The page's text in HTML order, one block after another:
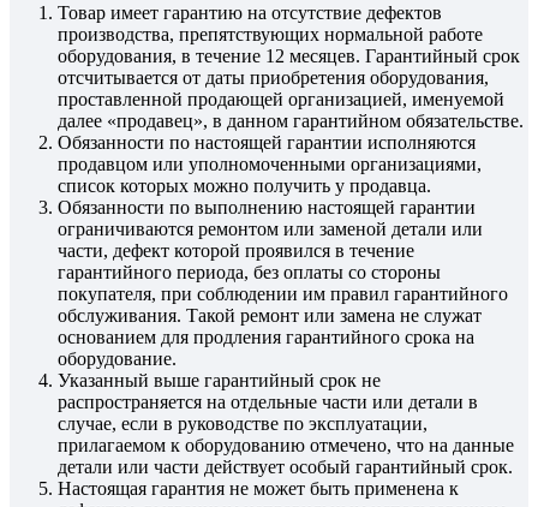
Товар имеет гарантию на отсутствие дефектов
производства, препятствующих нормальной работе
оборудования, в течение 12 месяцев. Гарантийный срок
отсчитывается от даты приобретения оборудования,
проставленной продающей организацией, именуемой
далее «продавец», в данном гарантийном обязательстве.
Обязанности по настоящей гарантии исполняются
продавцом или уполномоченными организациями,
список которых можно получить у продавца.
Обязанности по выполнению настоящей гарантии
ограничиваются ремонтом или заменой детали или
части, дефект которой проявился в течение
гарантийного периода, без оплаты со стороны
покупателя, при соблюдении им правил гарантийного
обслуживания. Такой ремонт или замена не служат
основанием для продления гарантийного срока на
оборудование.
Указанный выше гарантийный срок не
распространяется на отдельные части или детали в
случае, если в руководстве по эксплуатации,
прилагаемом к оборудованию отмечено, что на данные
детали или части действует особый гарантийный срок.
Настоящая гарантия не может быть применена к